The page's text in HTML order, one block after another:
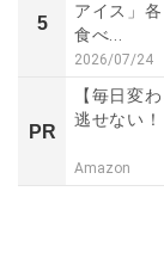
5
アイス」
食べ...
2026/07/24
PR
【毎日変
逃せない！
Amazon